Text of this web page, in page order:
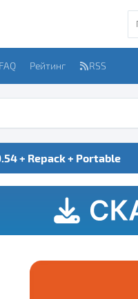
FAQ Рейтинг RSS
+ Repack + Portable